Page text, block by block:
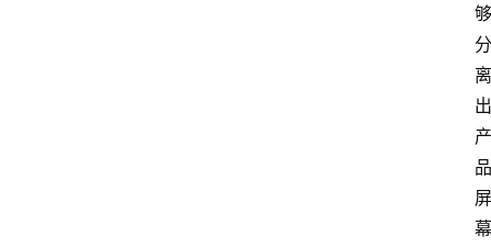
够
分
离
出
产
品
屏
幕